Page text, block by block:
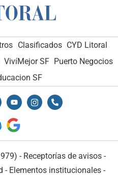
Clasificados CYD Litoral
VivíMejor SF Puerto Negocios
SF
- Receptorías de avisos -
- Elementos institucionales -